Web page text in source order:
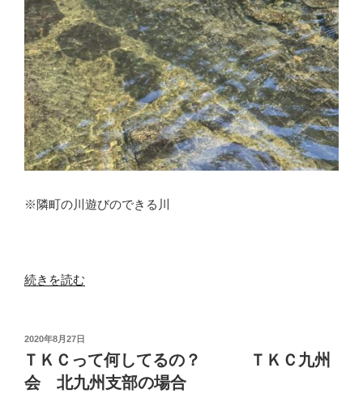
※隣町の川遊びのできる川
“特
収
に
よ
る
続きを読む
投
稿
日:
2020年8月27日
ＴＫＣって何してるの？ ＴＫＣ九州
会 北九州支部の場合